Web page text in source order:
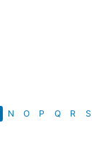
N O P Q R S